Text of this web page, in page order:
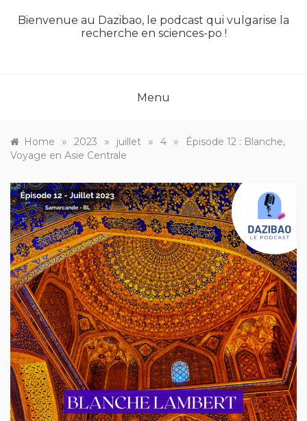
Bienvenue au Dazibao, le podcast qui vulgarise la
recherche en sciences-po !
Menu
Home » 2023 » juillet » 4 »
Épisode 12 : Blanche,
Voyage en Asie Centrale